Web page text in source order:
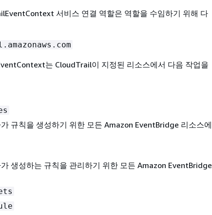
서비스 연결 역할은 역할을 수임하기 위해 다
는 CloudTrail이 지정된 리소스에서 다음 작업을
규칙을 생성하기 위한 모든 Amazon EventBridge 리소스에
생성하는 규칙을 관리하기 위한 모든 Amazon EventBridge